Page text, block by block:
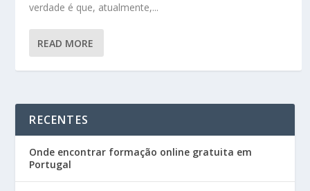
verdade é que, atualmente,...
READ MORE
RECENTES
Onde encontrar formação online gratuita em
Portugal